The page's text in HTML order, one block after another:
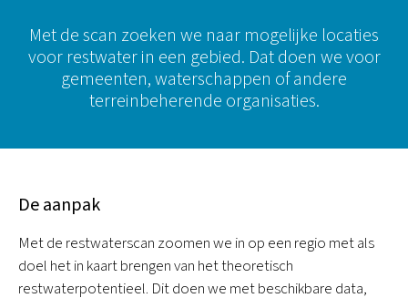
Met de scan zoeken we naar mogelijke locaties
voor restwater in een gebied. Dat doen we voor
gemeenten, waterschappen of andere
terreinbeherende organisaties.
De aanpak
Met de restwaterscan zoomen we in op een regio met als
doel het in kaart brengen van het theoretisch
restwaterpotentieel. Dit doen we met beschikbare data,